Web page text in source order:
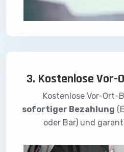
3. Kostenlose Vor-
Kostenlose Vor-
sofortiger Bezahlung
oder Bar) und